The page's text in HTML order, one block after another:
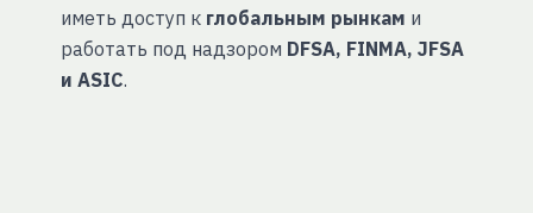
иметь доступ к глобальным рынкам и
работать под надзором DFSA, FINMA, JFSA
и ASIC.